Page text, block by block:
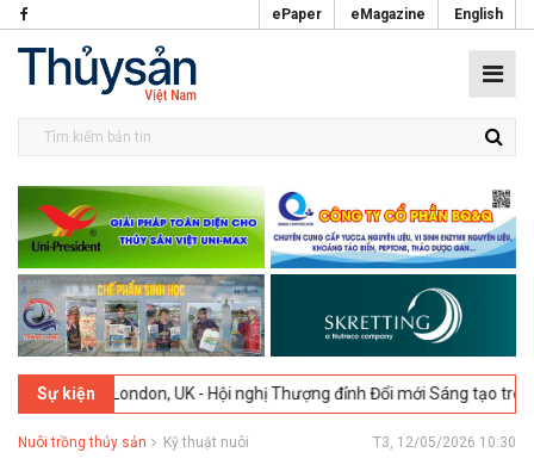
ePaper eMagazine English
Sự kiện
London, UK - Hội nghị Thượng đỉnh Đổi mới Sáng tạo trong
Nuôi trồng thủy sản Kỹ thuật nuôi T3, 12/05/2026 10:30